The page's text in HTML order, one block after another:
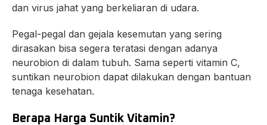
dan virus jahat yang berkeliaran di udara.
Pegal-pegal dan gejala kesemutan yang sering
dirasakan bisa segera teratasi dengan adanya
neurobion di dalam tubuh. Sama seperti vitamin C,
suntikan neurobion dapat dilakukan dengan bantuan
tenaga kesehatan.
Berapa Harga Suntik Vitamin?